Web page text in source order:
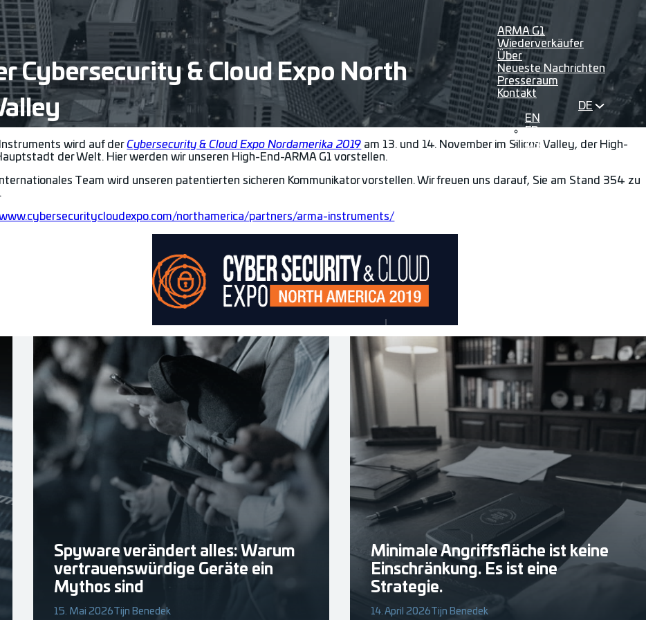
ARMA G1
Wiederverkäufer
Über
Neueste Nachrichten
Presseraum
Kontakt
DE
EN
FR
UA
Cybersecurity & Cloud Expo North
wird auf derCybersecurity & Cloud Expo Nordamerika 2019 am 13. und 14. November im Silicon Valley, der High-
der Welt. Hier werden wir unseren High-End-ARMA G1 vorstellen.
Team wird unseren patentierten sicheren Kommunikator vorstellen. Wir freuen uns darauf, Sie am Stand 354 zu
northamerica/partners/arma-instruments/
Spyware verändert alles: Warum
vertrauenswürdige Geräte ein
Mythos sind
15. Mai 2026 Tijn Benedek
Minimale Angriffsfläche ist keine
Einschränkung. Es ist eine
Strategie.
14. April 2026 Tijn Benedek